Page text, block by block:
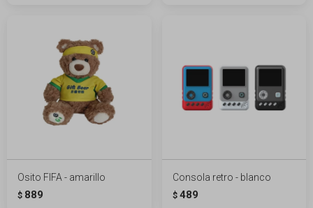
Osito FIFA - amarillo
$ 889
Consola retro - blanco
$ 489